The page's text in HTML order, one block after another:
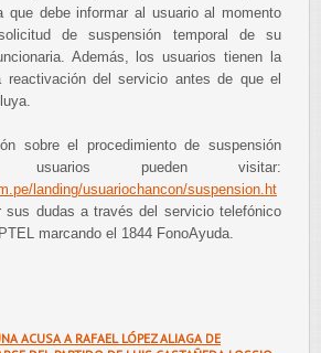
que debe informar al usuario al momento
de suspensión temporal de su
Además, los usuarios tienen la
reactivación del servicio antes de que el
sobre el procedimiento de suspensión
usuarios pueden visitar:
landing/usuariochancon/suspension.ht
sus dudas a través del servicio telefónico
marcando el 1844 FonoAyuda.
ACUSA A RAFAEL LÓPEZ ALIAGA DE